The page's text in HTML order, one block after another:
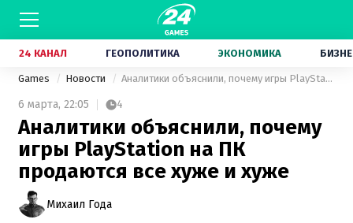
24 КАНАЛ ГЕОПОЛИТИКА ЭКОНОМИКА
Games Новости Аналитики объяснили, почему игры PlayStation на ПК продаются все хуже и хуже
6 марта, 22:05 4
Аналитики объяснили, почему
игры PlayStation на ПК
продаются все хуже и хуже
Михаил Года